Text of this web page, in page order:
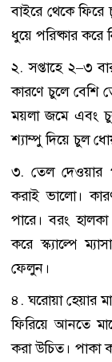
বাইরে থেকে
ধুয়ে পরিষ্কার
২. সপ্তাহে ২–৩
কারণে চুলে
ময়লা জমে এবং
শ্যাম্পু দিয়ে চুল
৩. তেল দেওয়ার
করাই ভালো।
পারে। বরং
করে স্ক্যাল্পে
ফেলুন।
৪. ঘরোয়া হেয়ার
ফিরিয়ে আনতে
করা উচিত।